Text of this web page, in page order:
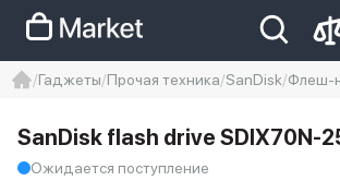
Iphone 14 pro max
айфон 14
Гаджеты Прочая техника SanDisk Флеш-
SanDisk flash drive SDIX70N-
Ожидается поступление